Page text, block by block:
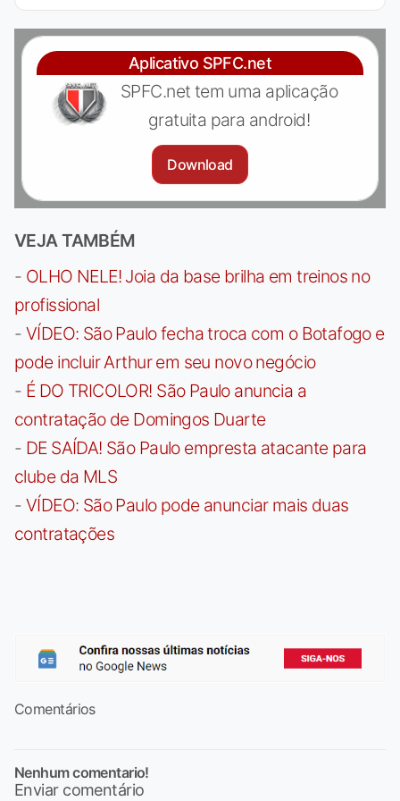
Aplicativo SPFC.net
SPFC.net tem uma aplicação
gratuita para android!
Download
VEJA TAMBÉM
- OLHO NELE! Joia da base brilha em treinos no
profissional
- VÍDEO: São Paulo fecha troca com o Botafogo e
pode incluir Arthur em seu novo negócio
- É DO TRICOLOR! São Paulo anuncia a
contratação de Domingos Duarte
- DE SAÍDA! São Paulo empresta atacante para
clube da MLS
- VÍDEO: São Paulo pode anunciar mais duas
contratações
Comentários
Nenhum comentario!
Enviar comentário